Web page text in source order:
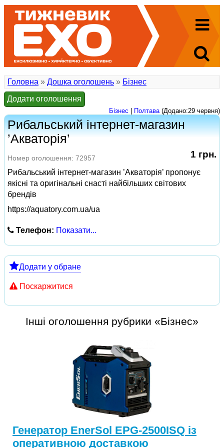
Головна » Дошка оголошень » Бізнес
Додати оголошення
Бізнес Полтава(Додано:29 червня)
Рибальський інтернет-магазин
’Акваторія’
1 грн.
Номер оголошення: 72957
Рибальський інтернет-магазин ’Акваторія’ пропонує
якісні та оригінальні снасті найбільших світових
брендів
https://aquatory.com.ua/ua
Телефон: Показати...
Додати у обране
Поскаржитися
Інші оголошення рубрики «Бізнес»
Генератор EnerSol EPG-2500ISQ із
оперативною доставкою